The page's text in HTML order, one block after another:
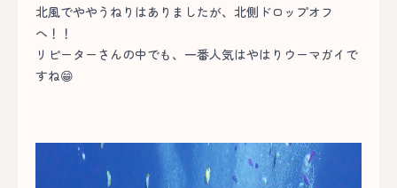
北風でややうねりはありましたが、北側ドロップオフ
へ！！
リピーターさんの中でも、一番人気はやはりウーマガイで
すね😁